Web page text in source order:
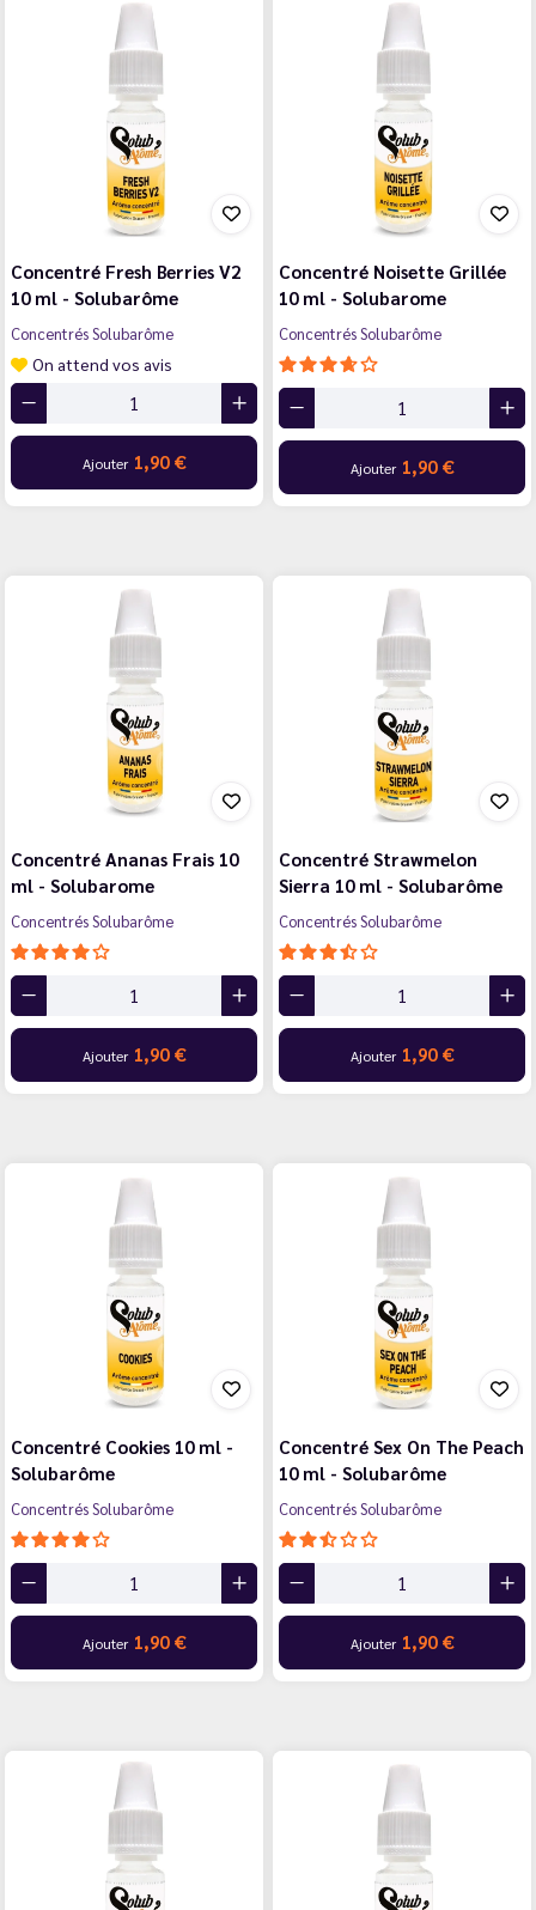
Concentré Fresh Berries V2
10 ml - Solubarôme
Concentrés Solubarôme
On attend vos avis
Ajouter 1,90 €
Concentré Noisette Grillée
10 ml - Solubarome
Concentrés Solubarôme
Ajouter 1,90 €
Concentré Ananas Frais 10
ml - Solubarome
Concentrés Solubarôme
Ajouter 1,90 €
Concentré Strawmelon
Sierra 10 ml - Solubarôme
Concentrés Solubarôme
Ajouter 1,90 €
Concentré Cookies 10 ml -
Solubarôme
Concentrés Solubarôme
Ajouter 1,90 €
Concentré Sex On The Peach
10 ml - Solubarôme
Concentrés Solubarôme
Ajouter 1,90 €